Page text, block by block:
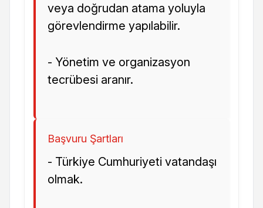
veya doğrudan atama yoluyla
görevlendirme yapılabilir.
- Yönetim ve organizasyon
tecrübesi aranır.
Başvuru Şartları
- Türkiye Cumhuriyeti vatandaşı
olmak.